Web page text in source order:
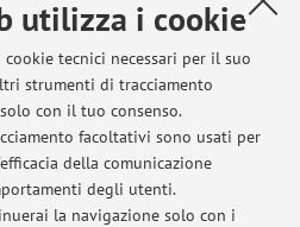
utilizza i cookie
tecnici necessari per il suo
strumenti di tracciamento
con il tuo consenso.
facoltativi sono usati per
della comunicazione
degli utenti.
la navigazione solo con i
sino ad oggi, suddivisi per
dettagliate accedi ad
INFRASTRUTTURE